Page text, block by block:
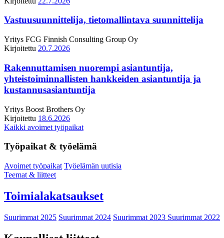
Vastuusuunnittelija, tietomallintava suunnittelija
Yritys FCG Finnish Consulting Group Oy
Kirjoitettu 20.7.2026
Rakennuttamisen nuorempi asiantuntija,
yhteistoiminnallisten hankkeiden asiantuntija ja
kustannusasiantuntija
Yritys Boost Brothers Oy
Kirjoitettu 18.6.2026
Kaikki avoimet työpaikat
Työpaikat & työelämä
Avoimet työpaikat Työelämän uutisia
Teemat & liitteet
Toimialakatsaukset
Suurimmat 2025 Suurimmat 2024 Suurimmat 2023 Suurimmat 2022